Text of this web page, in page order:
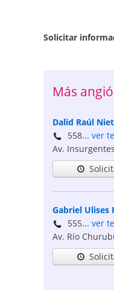
Solicitar
Más
Dalid Raúl
558... ver
Av.
Gabriel Ulises
555... ver
Av. Río